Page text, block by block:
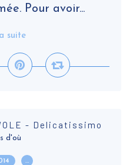
Pour avoir...
suite
- Delicatissimo
d'où
…